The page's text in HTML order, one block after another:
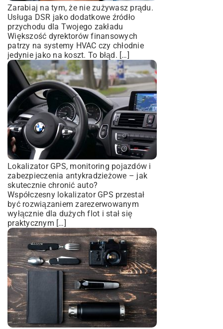
Zarabiaj na tym, że nie zużywasz prądu.
Usługa DSR jako dodatkowe źródło
przychodu dla Twojego zakładu
Większość dyrektorów finansowych
patrzy na systemy HVAC czy chłodnie
jedynie jako na koszt. To błąd. […]
Lokalizator GPS, monitoring pojazdów i
zabezpieczenia antykradzieżowe – jak
skutecznie chronić auto?
Współczesny lokalizator GPS przestał
być rozwiązaniem zarezerwowanym
wyłącznie dla dużych flot i stał się
praktycznym […]